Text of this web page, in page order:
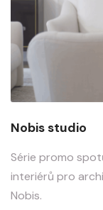
Nobis studio
Série promo
interiérů pro
Nobis.